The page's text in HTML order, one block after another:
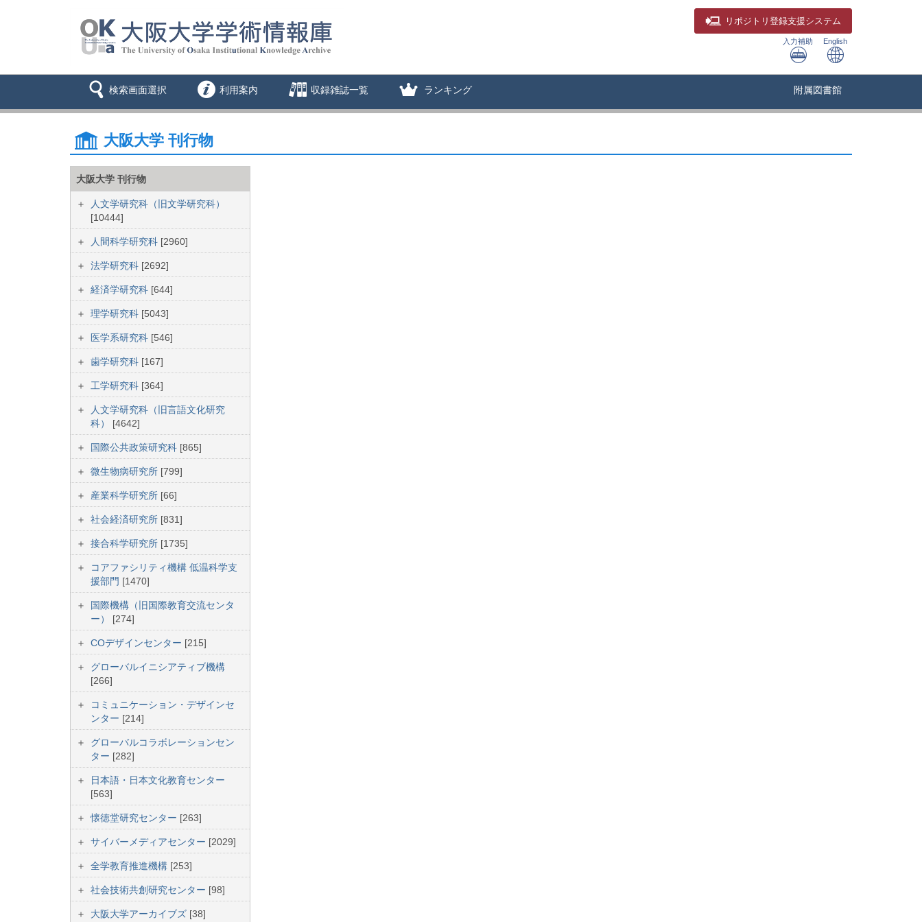
リポジトリ 登録支援システム
入力補助 English
検索画面選択 利用案内 収録雑誌一覧 ランキング 附属図書館
大阪大学 刊行物
大阪大学 刊行物
人文学研究科（旧文学研究科）
[10444]
人間科学研究科 [2960]
法学研究科 [2692]
経済学研究科 [644]
理学研究科 [5043]
医学系研究科 [546]
歯学研究科 [167]
工学研究科 [364]
人文学研究科（旧言語文化研究
科） [4642]
国際公共政策研究科 [865]
微生物病研究所 [799]
産業科学研究所 [66]
社会経済研究所 [831]
接合科学研究所 [1735]
コアファシリティ機構 低温科学支
援部門 [1470]
国際機構（旧国際教育交流センタ
ー） [274]
COデザインセンター [215]
グローバルイニシアティブ機構
[266]
コミュニケーション・デザインセ
ンター [214]
グローバルコラボレーションセン
ター [282]
日本語・日本文化教育センター
[563]
懐徳堂研究センター [263]
サイバーメディアセンター [2029]
全学教育推進機構 [253]
社会技術共創研究センター [98]
大阪大学アーカイブズ [38]